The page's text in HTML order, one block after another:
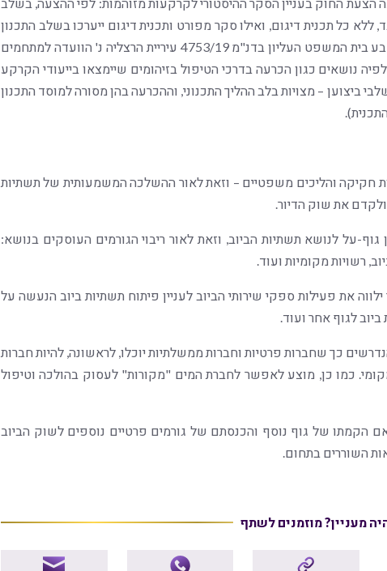
כל תכנית דיגום, ואילו סקר מפורט ותכנית דיגום ייערכו בשלב התכנון
המפורט. שינוי זה סותר, על פניו, את ההלכה שקבע בית המשפט העליון בדנ"מ 4753/19 עיריית הרצליה נ' הוועדה למתחמים
נושאים כגון הכרעה בדרכי הטיפול בזיהומים שיימצאו בייעודי הקרקע
ביצוען – מצויות בלב ההליך התכנוני, וההכרעה בהן מסורה למוסד התכנון
חקיקה והליכים משפטיים – וזאת לאור ההשלכה המשמעותית של תשתיות
את שוק הדיור.
על לנושא תשתיות הביוב, וזאת לאור ריבוי הגורמים העוסקים בנושא:
רשויות מקומיות ועוד.
את פעילות ספקי שירותי הביוב לעניין פיתוח תשתיות ביוב הנעשה על
ביוב לגוף אחר ועוד.
כך שחברות פרטיות וחברות ממשלתיות יוכלו, לראשונה, להיות חברות
כמו כן, מוצע לאפשר לחברת המים "מקורות" לעסוק בהולכה וטיפול
הקמתו של גוף נוסף והכנסתם של גורמים פרטיים נוספים לשוק הביוב
השוררים בתחום.
מעניין? מוזמנים לשתף